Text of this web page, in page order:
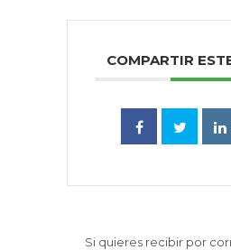
COMPARTIR
Si quieres recibir por